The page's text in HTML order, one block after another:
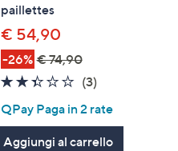
paillettes
€ 54,90
-26% € 74,90
2.3
Stars
(3)3
QPay Paga in 2 rate
Aggiungi al carrello